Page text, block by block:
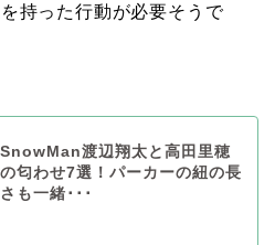
持った行動が必要そうで
SnowMan渡辺翔太と高田里穂
の匂わせ7選！パーカーの紐の長
さも一緒･･･